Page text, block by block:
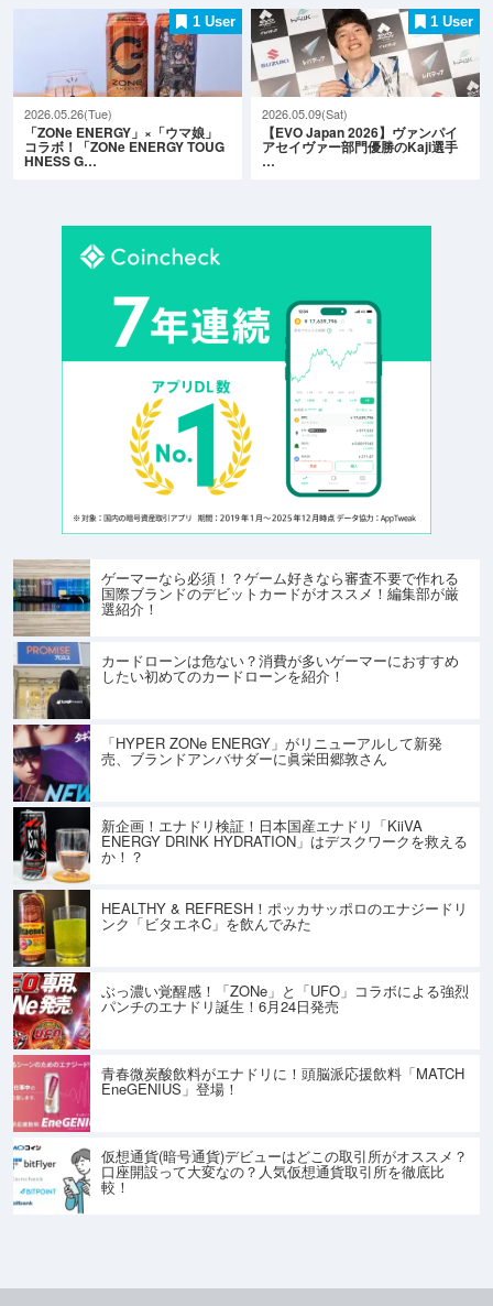
1 User
2026.05.26(Tue)
「ZONe ENERGY」×「ウマ娘」
コラボ！「ZONe ENERGY TOUG
HNESS G…
1 User
2026.05.09(Sat)
【EVO Japan 2026】ヴァンパイ
アセイヴァー部門優勝のKaji選手
…
ゲーマーなら必須！？ゲーム好きなら審査不要で作れる
国際ブランドのデビットカードがオススメ！編集部が厳
選紹介！
カードローンは危ない？消費が多いゲーマーにおすすめ
したい初めてのカードローンを紹介！
「HYPER ZONe ENERGY」がリニューアルして新発
売、ブランドアンバサダーに眞栄田郷敦さん
新企画！エナドリ検証！日本国産エナドリ「KiiVA
ENERGY DRINK HYDRATION」はデスクワークを救える
か！？
HEALTHY & REFRESH！ポッカサッポロのエナジードリ
ンク「ビタエネC」を飲んでみた
ぶっ濃い覚醒感！「ZONe」と「UFO」コラボによる強烈
パンチのエナドリ誕生！6月24日発売
青春微炭酸飲料がエナドリに！頭脳派応援飲料「MATCH
EneGENIUS」登場！
仮想通貨(暗号通貨)デビューはどこの取引所がオススメ？
口座開設って大変なの？人気仮想通貨取引所を徹底比
較！